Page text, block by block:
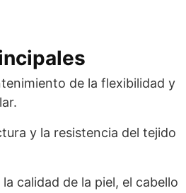
de la flexibilidad y
y la resistencia del tejido
calidad de la piel, el cabello